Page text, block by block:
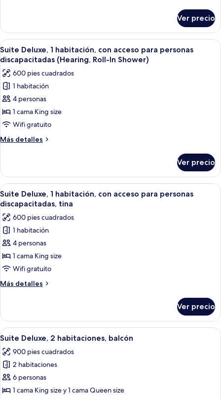
WITH
BALCONY
1
QUEEN
WITH
BALCONY
Ver precio
Abrir
todas
las
fotos
de
Suite
Deluxe,
1
habitación,
con
para
personas
discapacitadas
(Hearing,
Roll-
In
Shower)
Habitación de hotel con una cama
6
Suite Deluxe, 1 habitación, con acceso para personas
discapacitadas (Hearing, Roll-In Shower)
600 pies cuadrados
1 habitación
4 personas
1 cama King size
Wifi gratuito
Más detalles
Más
Deluxe,
habitación,
con
acceso
para
personas
discapacitadas
(Hearing,
Roll-
Shower)
Ver precio
Abrir
todas
las
fotos
de
Suite
Deluxe,
1
habitación,
con
para
personas
discapacitadas,
tina
Habitación de hotel con una cama
6
Suite Deluxe, 1 habitación, con acceso para personas
discapacitadas, tina
600 pies cuadrados
1 habitación
4 personas
1 cama King size
Wifi gratuito
Más detalles
Más
Deluxe,
habitación,
acceso
para
personas
discapacitadas,
tina
Ver precio
Abrir
todas
las
fotos
de
Suite
Habitación de hotel con una cama
9
Suite Deluxe, 2 habitaciones, balcón
900 pies cuadrados
2 habitaciones
6 personas
1 cama King size y 1 cama Queen size